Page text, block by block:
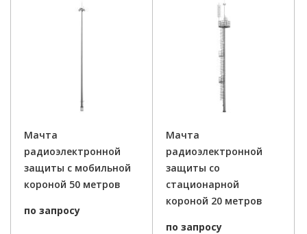
Мачта
радиоэлектронной
защиты с мобильной
короной 50 метров
по запросу
Мачта
радиоэлектронной
защиты со
стационарной
короной 20 метров
по запросу